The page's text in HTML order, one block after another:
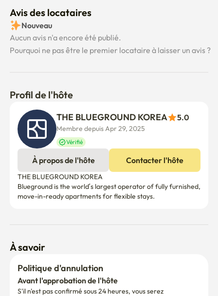
Avis des locataires
Nouveau
Aucun avis n'a encore été publié.
Pourquoi ne pas être le premier locataire à laisser un avis ?
Profil de l'hôte
THE BLUEGROUND KOREA 5.0
Membre depuis Apr 29, 2025
Vérifié
À propos de l'hôte Contacter l'hôte
THE BLUEGROUND KOREA
Blueground is the world’s largest operator of fully furnished,
move-in-ready apartments for flexible stays.
À savoir
Politique d'annulation
Avant l'approbation de l'hôte
S'il n'est pas confirmé sous 24 heures, vous serez